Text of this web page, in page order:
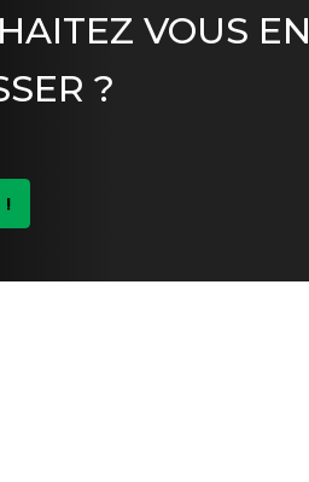
VOUS EN
?
!